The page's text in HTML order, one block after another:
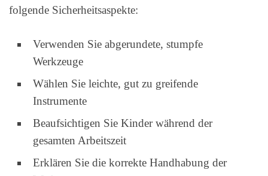
folgende Sicherheitsaspekte:
Verwenden Sie abgerundete, stumpfe
Werkzeuge
Wählen Sie leichte, gut zu greifende
Instrumente
Beaufsichtigen Sie Kinder während der
gesamten Arbeitszeit
Erklären Sie die korrekte Handhabung der